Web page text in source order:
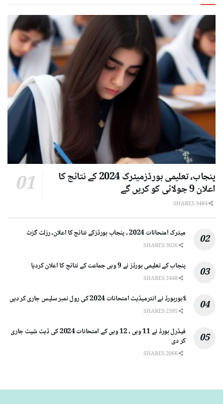
پنجاب، تعلیمی بورڈزمیٹرک 2024 کے نتائج کا
اعلان 9 جولائی کو کریں گے
میٹرک امتحانات 2024 ، پنجاب بورڈزکے نتائج کا اعلان، رزلٹ گزٹ
پنجاب کے تعلیمی بورڈز نے 9 ویں جماعت کے نتائج کا اعلان کردیا
لاہوربورڈ نے انٹرمیڈیٹ امتحانات 2024 کی رول نمبر سلپس جاری کر دیں
فیڈرل بورڈ نے 11 ویں ، 12 ویں کے امتحانات 2024 کی ڈیٹ شیٹ جاری
کر دی